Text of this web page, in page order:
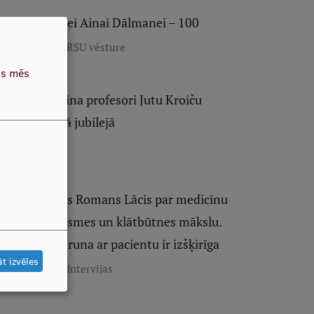
Profesorei Ainai Dālmanei – 100
RSU vēsture
RSU godina profesori Jutu Kroiču
nozīmīgā jubilejā
Profesors Romans Lācis par medicīnu
kā attieksmes un klātbūtnes mākslu.
Kāpēc saruna ar pacientu ir izšķirīga
Jubilejas Intervijas
mēs
izvēles